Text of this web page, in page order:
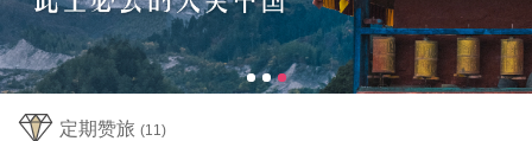
定期赞旅 (11)